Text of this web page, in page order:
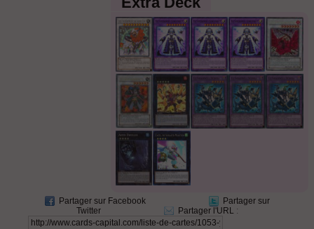
Partager sur Facebook
Partager sur
Twitter
Partager l'URL :